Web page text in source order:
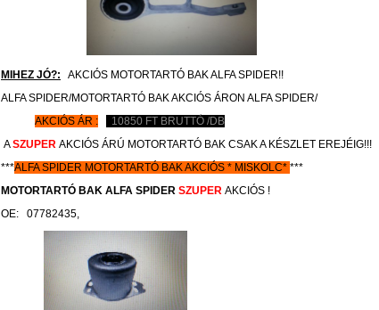
MIHEZ JÓ?: AKCIÓS MOTORTARTÓ BAK ALFA SPIDER!!
ALFA SPIDER/MOTORTARTÓ BAK AKCIÓS ÁRON ALFA SPIDER/
AKCIÓS ÁR :
10850 FT BRUTTÓ /DB
ASZUPER AKCIÓS ÁRÚ MOTORTARTÓ BAK CSAK A KÉSZLET EREJÉIG!!!
***ALFASPIDER MOTORTARTÓ BAK AKCIÓS * MISKOLC* ***
MOTORTARTÓ BAK ALFA SPIDER SZUPER AKCIÓS !
OE: 07782435,